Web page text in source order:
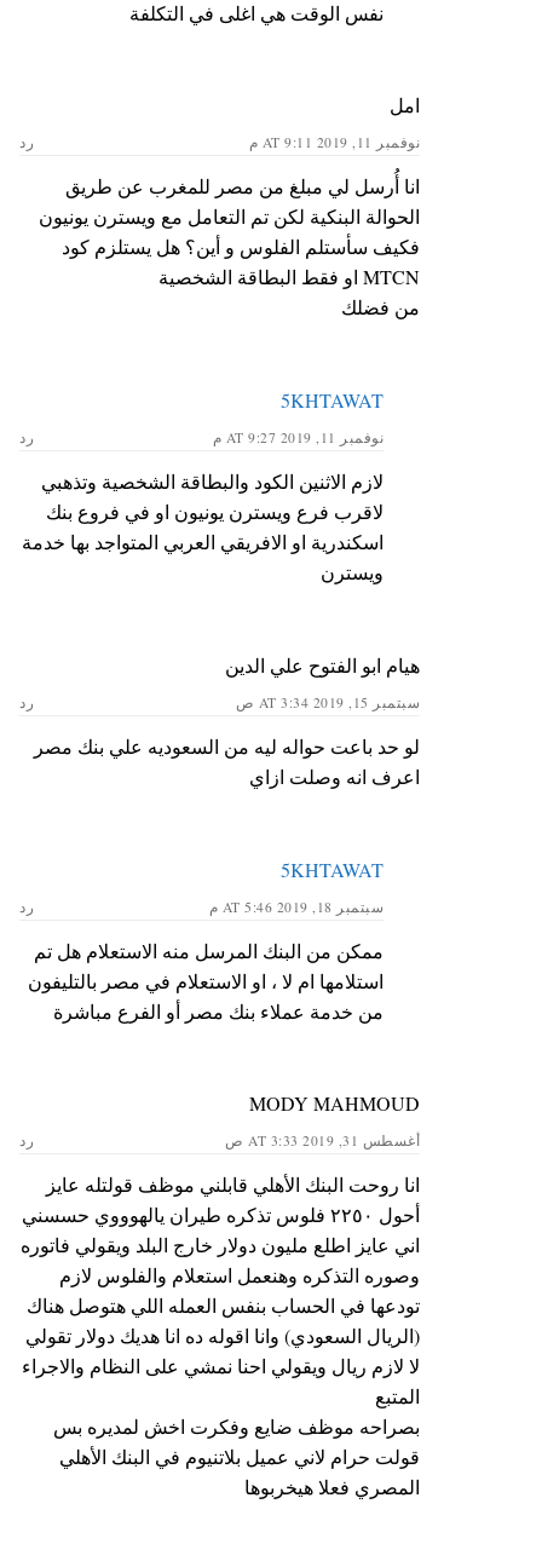
نفس الوقت هي اغلى في التكلفة
امل
نوفمبر 11, 2019 AT 9:11 م رد
انا أُرسل لي مبلغ من مصر للمغرب عن طريق
الحوالة البنكية لكن تم التعامل مع ويسترن يونيون
فكيف سأستلم الفلوس و أين؟ هل يستلزم كود
MTCN او فقط البطاقة الشخصية
من فضلك
5KHTAWAT
نوفمبر 11, 2019 AT 9:27 م رد
لازم الاثنين الكود والبطاقة الشخصية وتذهبي
لاقرب فرع ويسترن يونيون او في فروع بنك
اسكندرية او الافريقي العربي المتواجد بها خدمة
ويسترن
هيام ابو الفتوح علي الدين
سبتمبر 15, 2019 AT 3:34 ص رد
لو حد باعت حواله ليه من السعوديه علي بنك مصر
اعرف انه وصلت ازاي
5KHTAWAT
سبتمبر 18, 2019 AT 5:46 م رد
ممكن من البنك المرسل منه الاستعلام هل تم
استلامها ام لا ، او الاستعلام في مصر بالتليفون
من خدمة عملاء بنك مصر أو الفرع مباشرة
MODY MAHMOUD
أغسطس 31, 2019 AT 3:33 ص رد
انا روحت البنك الأهلي قابلني موظف قولتله عايز
أحول ٢٢٥٠ فلوس تذكره طيران يالهوووي حسسني
اني عايز اطلع مليون دولار خارج البلد ويقولي فاتوره
وصوره التذكره وهنعمل استعلام والفلوس لازم
تودعها في الحساب بنفس العمله اللي هتوصل هناك
(الريال السعودي) وانا اقوله ده انا هديك دولار تقولي
لا لازم ريال ويقولي احنا نمشي على النظام والاجراء
المتبع
بصراحه موظف ضايع وفكرت اخش لمديره بس
قولت حرام لاني عميل بلاتنيوم في البنك الأهلي
المصري فعلا هيخربوها